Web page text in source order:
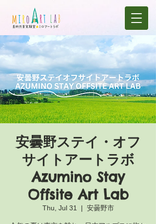
安曇野ステイ・オフ
サイトアートラボ
Azumino Stay
Offsite Art Lab
Thu, Jul 31
  |
安曇野市